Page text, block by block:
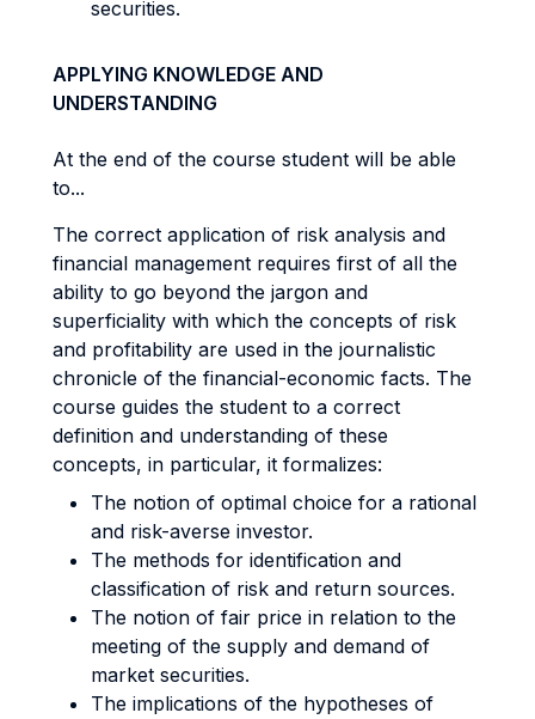
securities.
APPLYING KNOWLEDGE AND
UNDERSTANDING
At the end of the course student will be able
to...
The correct application of risk analysis and
financial management requires first of all the
ability to go beyond the jargon and
superficiality with which the concepts of risk
and profitability are used in the journalistic
chronicle of the financial-economic facts. The
course guides the student to a correct
definition and understanding of these
concepts, in particular, it formalizes:
The notion of optimal choice for a rational
and risk-averse investor.
The methods for identification and
classification of risk and return sources.
The notion of fair price in relation to the
meeting of the supply and demand of
market securities.
The implications of the hypotheses of